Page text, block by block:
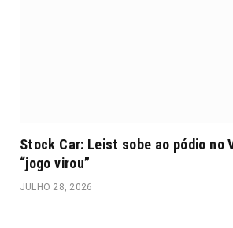
Stock Car: Leist sobe ao pódio no
“jogo virou”
JULHO 28, 2026